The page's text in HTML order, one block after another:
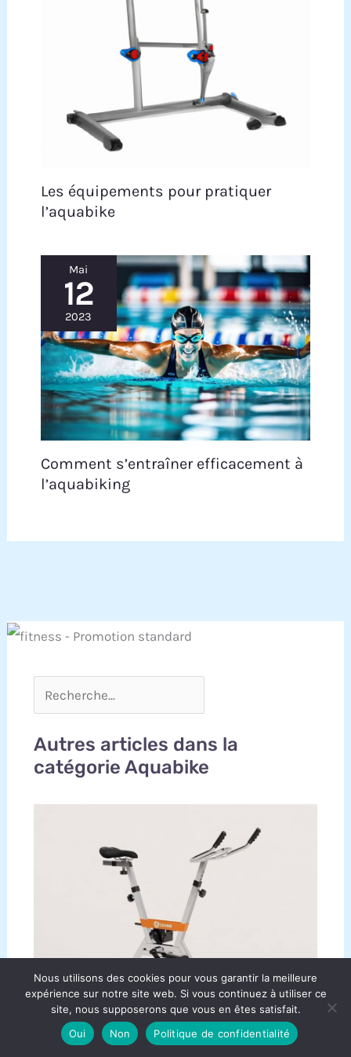
Les équipements pour pratiquer
l’aquabike
Mai
12
2023
Comment s’entraîner efficacement à
l’aquabiking
Autres articles dans la
catégorie Aquabike
Nous utilisons des cookies pour vous garantir la meilleure
expérience sur notre site web. Si vous continuez à utiliser ce
site, nous supposerons que vous en êtes satisfait.
Oui
Non Politique de confidentialité